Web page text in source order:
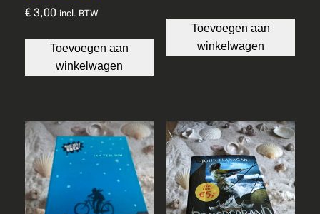
€3,00 incl. BTW
Toevoegen aan
winkelwagen
Toevoegen aan
winkelwagen